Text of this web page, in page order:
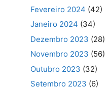
Fevereiro 2024 (42)
Janeiro 2024 (34)
Dezembro 2023 (28)
Novembro 2023 (56)
Outubro 2023 (32)
Setembro 2023 (6)